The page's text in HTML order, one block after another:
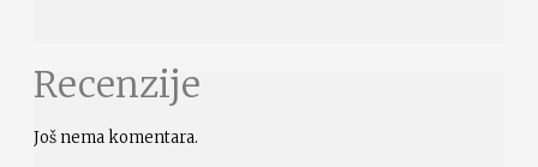
Recenzije
Još nema komentara.